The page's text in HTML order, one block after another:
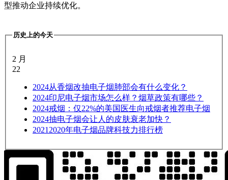
型推动企业持续优化。
历史上的今天
2 月
22
2024从香烟改抽电子烟肺部会有什么变化？
2024印尼电子烟市场怎么样？烟草政策有哪些？
2024戒烟：仅22%的美国医生向戒烟者推荐电子烟
2024抽电子烟会让人的皮肤衰老加快？
2021 2020年电子烟品牌科技力排行榜